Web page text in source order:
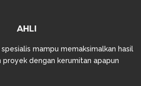
AHLI
mampu memaksimalkan hasil
proyek dengan kerumitan apapun